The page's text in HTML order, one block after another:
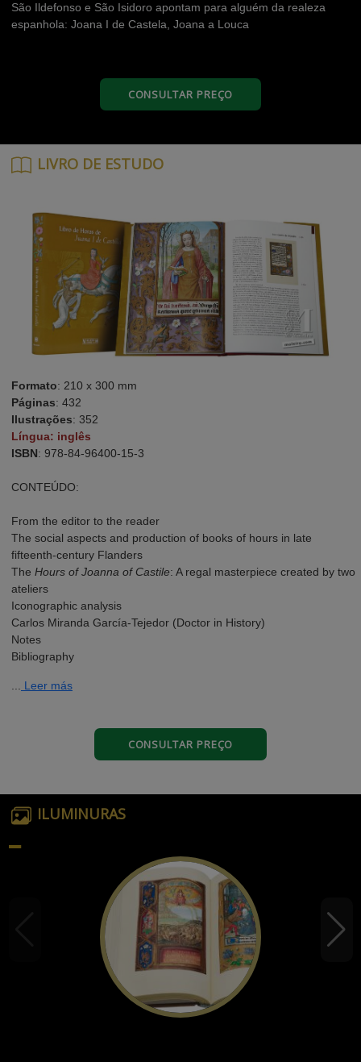
São Ildefonso e São Isidoro apontam para alguém da realeza
espanhola: Joana I de Castela, Joana a Louca
CONSULTAR PREÇO
LIVRO DE ESTUDO
Formato: 210 x 300 mm
Páginas: 432
Ilustrações: 352
Língua: inglês
ISBN: 978-84-96400-15-3
CONTEÚDO:
From the editor to the reader
The social aspects and production of books of hours in late
fifteenth-century Flanders
The Hours of Joanna of Castile: A regal masterpiece created by two
ateliers
Iconographic analysis
Carlos Miranda García-Tejedor (Doctor in History)
Notes
Bibliography
Leer más
CONSULTAR PREÇO
ILUMINURAS